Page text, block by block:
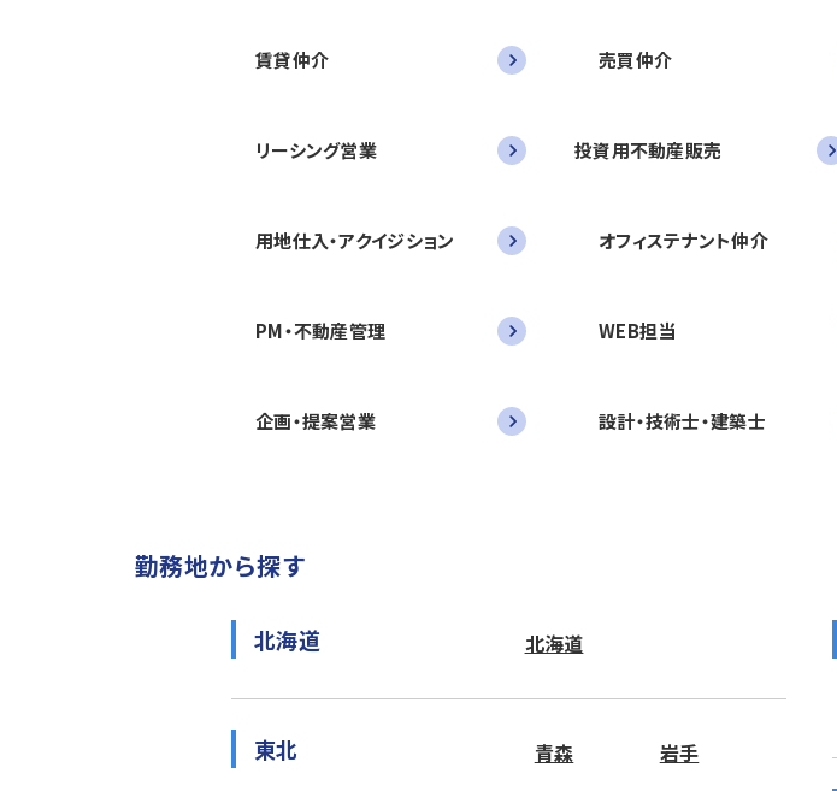
賃貸仲介 売買仲介
リーシング営業 投資用不動産販売
用地仕入・アクイジション オフィステナント仲介
PM・不動産管理 WEB担当
企画・提案営業 設計・技術士・建築士
勤務地から探す
北海道 北海道
東北 青森 岩手